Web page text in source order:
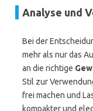
Analyse und
Bei der
mehr als nur das
an die richtige
Stil zur
frei machen und
kompakter und